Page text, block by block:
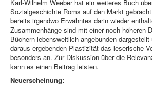
Karl-Wilhelm Weeber hat ein weiteres Buch
Sozialgeschichte Roms auf den Markt
bereits irgendwo Erwähntes darin wieder
Zusammenhänge sind mit einer noch höheren
Büchern lebensweltlich angebunden
daraus ergebenden Plastizität das leserische
besonders an. Zur Diskussion über die
kann es einen Beitrag leisten.
Neuerscheinung: